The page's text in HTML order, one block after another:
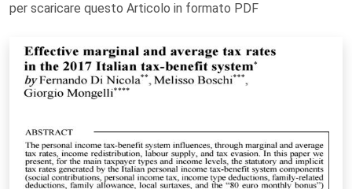
per scaricare questo Articolo in formato PDF